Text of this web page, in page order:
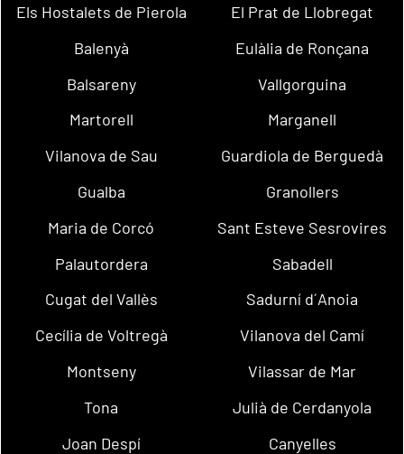
Els Hostalets de Pierola
El Prat de Llobregat
Balenyà
Eulàlia de Ronçana
Balsareny
Vallgorguina
Martorell
Marganell
Vilanova de Sau
Guardiola de Berguedà
Gualba
Granollers
Maria de Corcó
Sant Esteve Sesrovires
Palautordera
Sabadell
Cugat del Vallès
Sadurní d´Anoia
Cecília de Voltregà
Vilanova del Camí
Montseny
Vilassar de Mar
Tona
Julià de Cerdanyola
Joan Despí
Canyelles